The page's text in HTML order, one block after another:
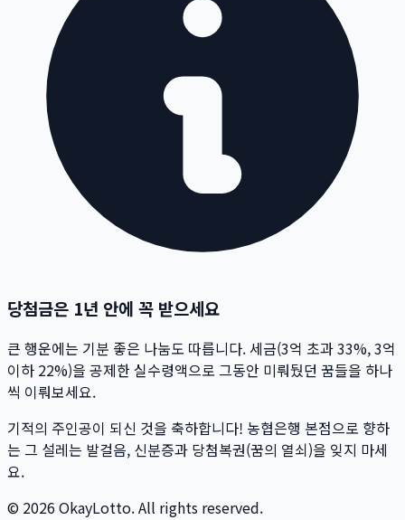
당첨금은 1년 안에 꼭 받으세요
큰 행운에는 기분 좋은 나눔도 따릅니다. 세금(3억 초과 33%, 3억
이하 22%)을 공제한 실수령액으로 그동안 미뤄뒀던 꿈들을 하나
씩 이뤄보세요.
기적의 주인공이 되신 것을 축하합니다! 농협은행 본점으로 향하
는 그 설레는 발걸음, 신분증과 당첨복권(꿈의 열쇠)을 잊지 마세
요.
© 2026 OkayLotto. All rights reserved.